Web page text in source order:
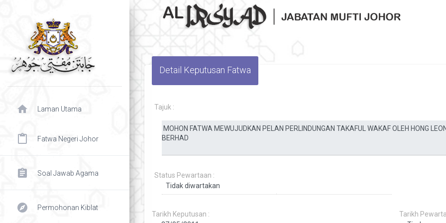
home Laman Utama
content_paste Fatwa Negeri Johor
assignment Soal Jawab Agama
explore Permohonan Kiblat
Detail Keputusan Fatwa
Tajuk :
Status Pewartaan :
Tarikh Keputusan : Tarikh